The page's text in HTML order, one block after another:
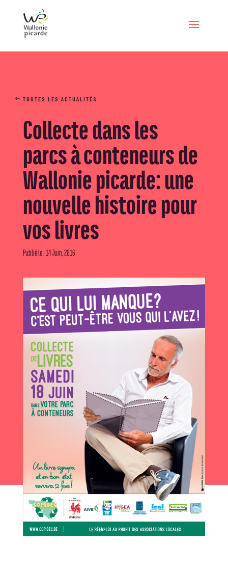
TOUTES LES ACTUALITÉS
Collecte dans les
parcs à conteneurs de
Wallonie picarde: une
nouvelle histoire pour
vos livres
Publié le : 14 Juin, 2016